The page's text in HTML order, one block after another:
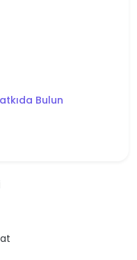
Bulun